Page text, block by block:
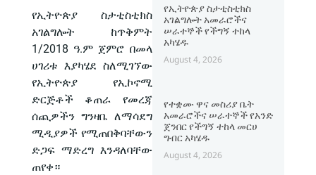
የኢትዮጵያ ስታቲስቲክስ
አገልግሎት ከጥቅምት
1/2018 ዓ.ም ጀምሮ በመላ
ሀገሪቱ እያካሄደ ስለሚገኘው
የኢትዮጵያ የኢኮኖሚ
ድርጅቶች ቆጠራ የመረጃ
ሰጪዎችን ግንዛቤ ለማሳደግ
ሚዲያዎች የሚጠበቅባቸውን
ድጋፍ ማድረግ እንዳለባቸው
ጠየቀ።
የኢትዮጵያ ስታቲስቲክስ
አገልግሎት አመራሮችና
ሠራተኞች የችግኝ ተከላ
አካሄዱ
August 4, 2026
የተቋሙ ዋና መስሪያ ቤት
አመራሮችና ሠራተኞች የአንድ
ጀንበር የችግኝ ተከላ መርሀ
ግብር አካሄዱ
August 4, 2026